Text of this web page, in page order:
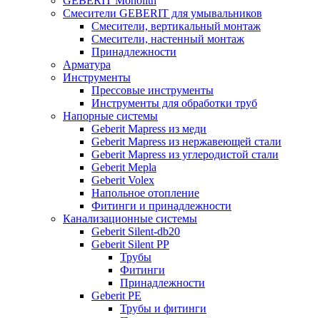
Смесители GEBERIT для умывальников
Смесители, вертикальный монтаж
Смесители, настенный монтаж
Принадлежности
Арматура
Инструменты
Прессовые инструменты
Инструменты для обработки труб
Напорные системы
Geberit Mapress из меди
Geberit Mapress из нержавеющей стали
Geberit Mapress из углеродистой стали
Geberit Mepla
Geberit Volex
Напольное отопление
Фитинги и принадлежности
Канализационные системы
Geberit Silent-db20
Geberit Silent PP
Трубы
Фитинги
Принадлежности
Geberit PE
Трубы и фитинги